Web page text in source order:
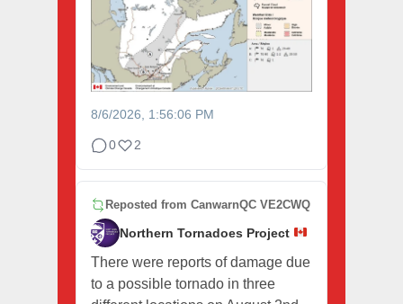
8/6/2026, 1:56:06 PM
0 2
Reposted from CanwarnQC VE2CWQ
Northern Tornadoes Project
There were reports of damage due
to a possible tornado in three